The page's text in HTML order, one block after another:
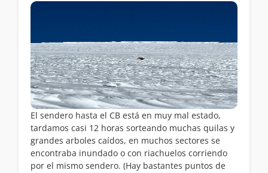
El sendero hasta el CB está en muy mal estado,
tardamos casi 12 horas sorteando muchas quilas y
grandes arboles caídos, en muchos sectores se
encontraba inundado o con riachuelos corriendo
por el mismo sendero. (Hay bastantes puntos de